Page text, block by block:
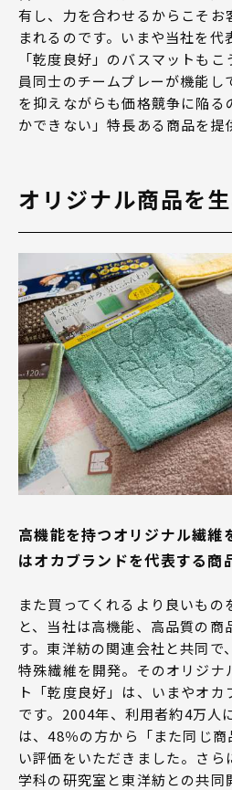
有し、力を合わせるからこそお
まれるのです。いまや当社を
「乾度良好」のバスマットも
員同士のチームプレーが機能し
を抑えながらも価格競争に陥る
かできない」特長ある商品を提
オリジナル商品を
高機能を持つオリジナル繊維
はオカブランドを代表する商
また買ってくれるより良いもの
と、当社は高機能、高品質の商
す。東洋紡の関連会社と共同で
特殊繊維を開発。そのオリジナ
ト「乾度良好」は、いまやオ
です。2004年、利用者約4万人
は、48％の方から「また同じ
い評価をいただきました。さ
学科の研究室と東洋紡との共同